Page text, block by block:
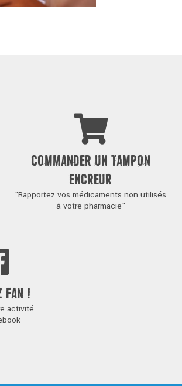
COMMANDER UN TAMPON
ENCREUR
"Rapportez vos médicaments non utilisés
à votre pharmacie"
FAN !
activité